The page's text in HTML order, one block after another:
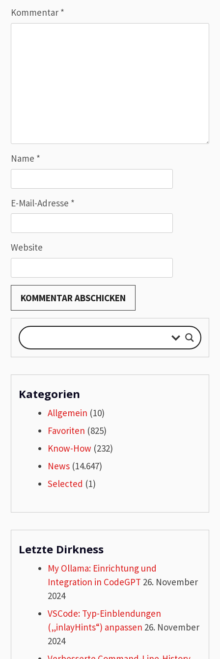
Kommentar *
Name *
E-Mail-Adresse *
Website
Kategorien
Allgemein (10)
Favoriten (825)
Know-How (232)
News (14.647)
Selected (1)
Letzte Dirkness
My Ollama: Einrichtung und
Integration in CodeGPT 26. November
2024
VSCode: Typ-Einblendungen
(„inlayHints“) anpassen 26. November
2024